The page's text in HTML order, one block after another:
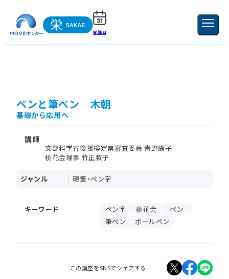
受講日 新規登録
ペンと筆ペン 木朝
基礎から応用へ
講師
文部科学省後援検定県審査委員 青野康子
桃花会理事 竹正叔子
ジャンル 硬筆・ペン字
キーワード ペン字 桃花会
ペン
筆ぺン
ボールペン
この講座をSNSでシェアする